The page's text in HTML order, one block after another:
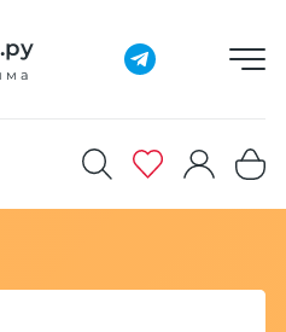
кол-во товара